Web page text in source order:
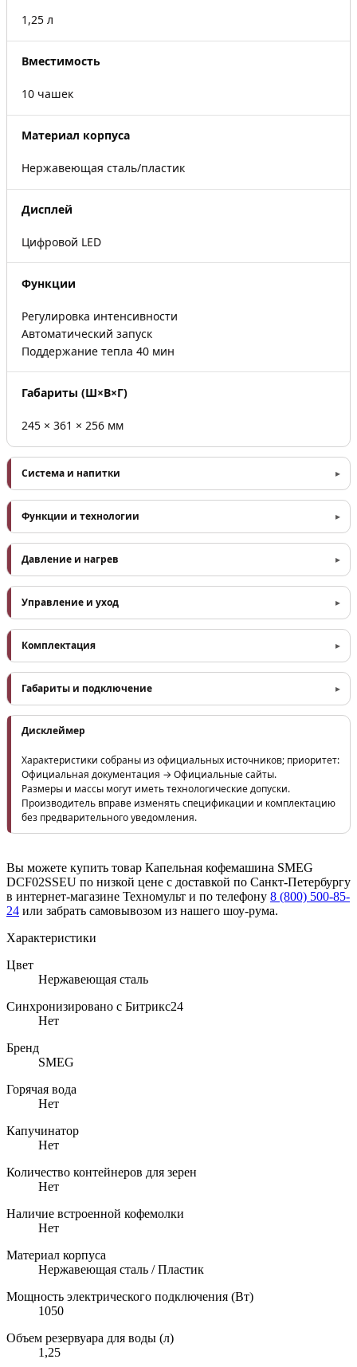
1,25 л
Вместимость
10 чашек
Материал корпуса
Нержавеющая сталь/пластик
Дисплей
Цифровой LED
Функции
Регулировка интенсивности
Автоматический запуск
Поддержание тепла 40 мин
Габариты (Ш×В×Г)
245 × 361 × 256 мм
Система и напитки
Функции и технологии
Давление и нагрев
Управление и уход
Комплектация
Габариты и подключение
Дисклеймер
Характеристики собраны из официальных источников; приоритет:
Официальная документация → Официальные сайты.
Размеры и массы могут иметь технологические допуски.
Производитель вправе изменять спецификации и комплектацию
без предварительного уведомления.
Вы можете купить товар Капельная кофемашина SMEG
DCF02SSEU по низкой цене с доставкой по Санкт-Петербургу
в интернет-магазине Техномульт и по телефону 8 (800) 500-85-
24 или забрать самовывозом из нашего шоу-рума.
Характеристики
Цвет
Нержавеющая сталь
Синхронизировано с Битрикс24
Нет
Бренд
SMEG
Горячая вода
Нет
Капучинатор
Нет
Количество контейнеров для зерен
Нет
Наличие встроенной кофемолки
Нет
Материал корпуса
Нержавеющая сталь / Пластик
Мощность электрического подключения (Вт)
1050
Объем резервуара для воды (л)
1,25